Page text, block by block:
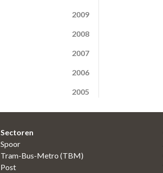
2009
2008
2007
2006
2005
Sectoren
Spoor
Tram-Bus-Metro (TBM)
Post